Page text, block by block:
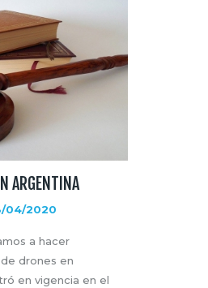
ARGENTINA
04/2020
a hacer
drones en
en vigencia en el